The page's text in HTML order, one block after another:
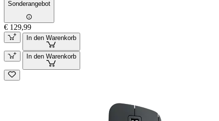
Sonderangebot
€ 129,99
In den Warenkorb
In den Warenkorb